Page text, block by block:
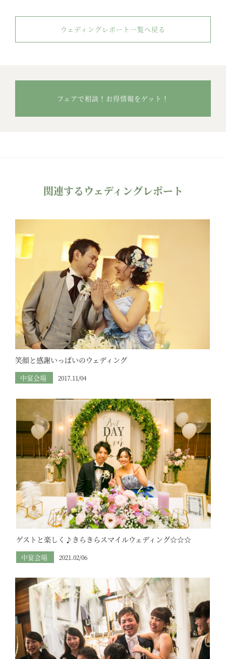
ウェディングレポート一覧へ戻る
フェアで相談！お得情報をゲット！
関連するウェディングレポート
笑顔と感謝いっぱいのウェディング
中宴会場 2017.11/04
ゲストと楽しく♪きらきらスマイルウェディング☆☆☆
中宴会場 2021.02/06